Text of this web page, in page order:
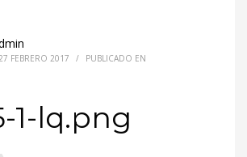
FEBRERO 2017 / PUBLICADO EN
1-lq.png